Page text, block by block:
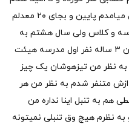
به طوری که کلاس هفتم داشتم خیلی میامدم پایین و بجای ۲٠ معدلم
مدرسه و کلاس ولی سال هشتم به
خودم امدم و دوباره قدرت گرفتم و الان ۳ ساله نفر اول مدرسه هیئت
به نظر من تیزهوشان یک چیز
متنفر شدم به نظر من هر
به تنبل اینا نداره من
به نظرم هیچ وق تنبلی نمیتونه